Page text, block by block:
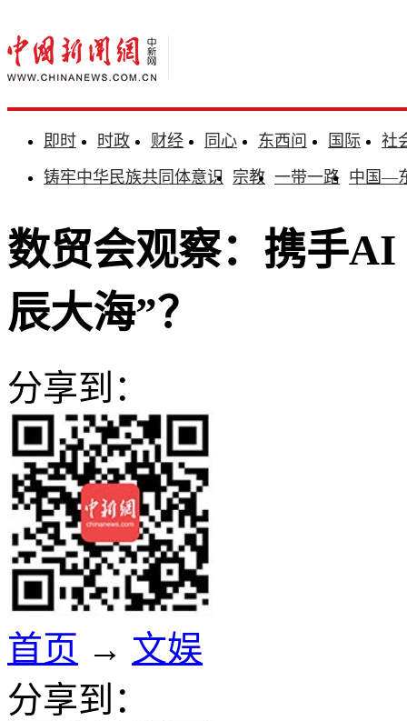
即时 时政 财经 同心 东西问 国际
社
铸牢中华民族共同体意识 宗教 一带一路 中国—
数贸会观察：携手
辰大海”？
分享到：
首页 → 文娱
分享到：